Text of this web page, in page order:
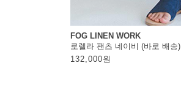
FOG LINEN WORK
로렐라 팬츠 네이비 (바로 배송)
132,000원